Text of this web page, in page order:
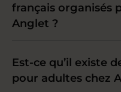
français organisés
Anglet ?
Est-ce qu’il existe
pour adultes chez